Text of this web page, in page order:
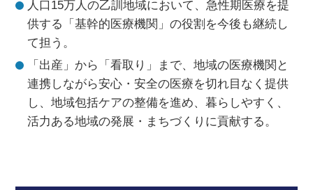
人口15万人の乙訓地域において、急性期医療を提
供する「基幹的医療機関」の役割を今後も継続し
て担う。
「出産」から「看取り」まで、地域の医療機関と
連携しながら安心・安全の医療を切れ目なく提供
し、地域包括ケアの整備を進め、暮らしやすく、
活力ある地域の発展・まちづくりに貢献する。